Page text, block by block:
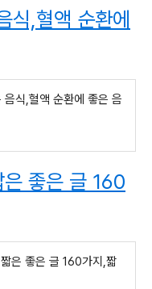
식,혈액 순환에
식,혈액 순환에 좋은 음
좋은 글 160
은 좋은 글 160가지,짧